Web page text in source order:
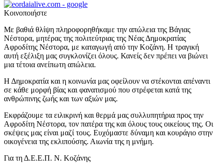
Κοινοποιήστε
Με βαθιά θλίψη πληροφορηθήκαμε την απώλεια της Βάγιας
Νέστορα, μητέρας της πολιτεύτριας της Νέας Δημοκρατίας
Αφροδίτης Νέστορα, με καταγωγή από την Κοζάνη. Η τραγική
αυτή εξέλιξη μας συγκλονίζει όλους. Κανείς δεν πρέπει να βιώνει
μια τέτοια ανείπωτη απώλεια.
Η Δημοκρατία και η κοινωνία μας οφείλουν να στέκονται απέναντι
σε κάθε μορφή βίας και φανατισμού που στρέφεται κατά της
ανθρώπινης ζωής και των αξιών μας.
Εκφράζουμε τα ειλικρινή και θερμά μας συλλυπητήρια προς την
Αφροδίτη Νέστορα, τον πατέρα της και όλους τους οικείους της. Οι
σκέψεις μας είναι μαζί τους. Ευχόμαστε δύναμη και κουράγιο στην
οικογένεια της εκλιπούσης. Αιωνία της η μνήμη.
Για τη Δ.Ε.Ε.Π. Ν. Κοζάνης